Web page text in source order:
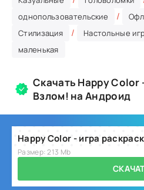
однопользовательские /
Стилизация / Настольные
маленькая
Скачать Happy Color
Взлом! на Андроид
Happy Color - игра
Размер: 213 Mb